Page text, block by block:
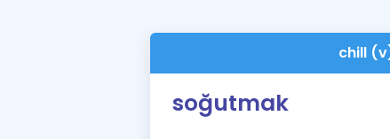
chill
soğutmak